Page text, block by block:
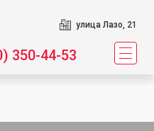
улица Лазо, 21
350-44-53